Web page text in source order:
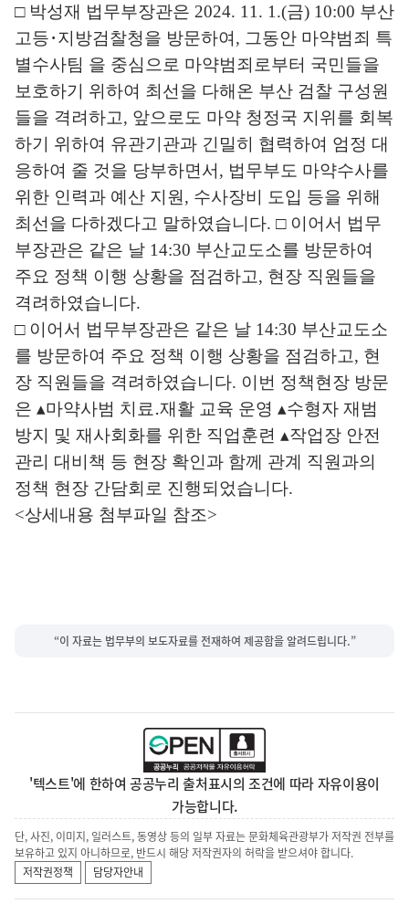
□ 박성재 법무부장관은 2024. 11. 1.(금) 10:00 부산
고등･지방검찰청을 방문하여, 그동안 마약범죄 특
별수사팀 을 중심으로 마약범죄로부터 국민들을
보호하기 위하여 최선을 다해온 부산 검찰 구성원
들을 격려하고, 앞으로도 마약 청정국 지위를 회복
하기 위하여 유관기관과 긴밀히 협력하여 엄정 대
응하여 줄 것을 당부하면서, 법무부도 마약수사를
위한 인력과 예산 지원, 수사장비 도입 등을 위해
최선을 다하겠다고 말하였습니다. □ 이어서 법무
부장관은 같은 날 14:30 부산교도소를 방문하여
주요 정책 이행 상황을 점검하고, 현장 직원들을
격려하였습니다.
□ 이어서 법무부장관은 같은 날 14:30 부산교도소
를 방문하여 주요 정책 이행 상황을 점검하고, 현
장 직원들을 격려하였습니다. 이번 정책현장 방문
은 ▴마약사범 치료․재활 교육 운영 ▴수형자 재범
방지 및 재사회화를 위한 직업훈련 ▴작업장 안전
관리 대비책 등 현장 확인과 함께 관계 직원과의
정책 현장 간담회로 진행되었습니다.
<상세내용 첨부파일 참조>
“이 자료는 법무부의 보도자료를 전재하여 제공함을 알려드립니다.”
'텍스트'에 한하여 공공누리 출처표시의 조건에 따라 자유이용이
가능합니다.
단, 사진, 이미지, 일러스트, 동영상 등의 일부 자료는 문화체육관광부가 저작권 전부를
보유하고 있지 아니하므로, 반드시 해당 저작권자의 허락을 받으셔야 합니다.
저작권정책
담당자안내